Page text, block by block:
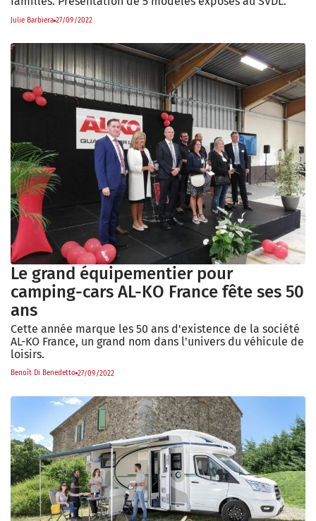
Julie Barbiera 27/09/2022
Le grand équipementier pour
camping-cars AL-KO France fête ses 50
ans
Cette année marque les 50 ans d'existence de la société
AL-KO France, un grand nom dans l'univers du véhicule de
loisirs.
Benoît Di Benedetto 27/09/2022